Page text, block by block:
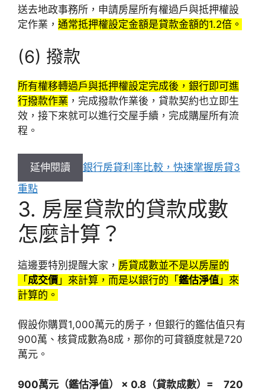
送去地政事務所，申請房屋所有權過戶與抵押權設
定作業， 通常抵押權設定金額是貸款金額的1.2倍。
(6) 撥款
所有權移轉過戶與抵押權設定完成後，銀行即可進
行撥款作業 ，完成撥款作業後，貸款契約也立即生
效，接下來就可以進行交屋手續，完成購屋所有流
程。
延伸閱讀
銀行房貸利率比較，快速掌握房貸3
重點
3. 房屋貸款的貸款成數
怎麼計算？
這邊要特別提醒大家， 房貸成數並不是以房屋的
「成交價 」來計算，而是以銀行的「鑑估淨值 」來
計算的。
假設你購買1,000萬元的房子，但銀行的鑑估值只有
900萬、核貸成數為8成，那你的可貸額度就是720
萬元。
900萬元（鑑估淨值） × 0.8（貸款成數）= 720